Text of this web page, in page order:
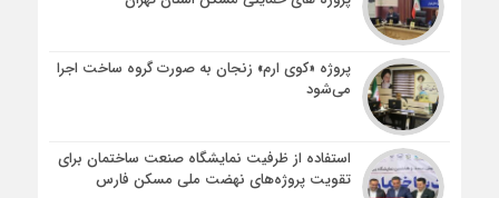
پروژه «کوی ارم» زنجان به صورت گروه ساخت اجرا
می‌شود
استفاده از ظرفیت نمایشگاه صنعت ساختمان برای
تقویت پروژه‌های نهضت ملی مسکن فارس